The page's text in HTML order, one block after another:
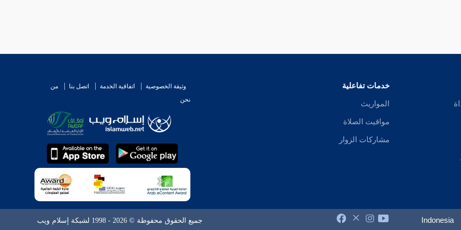
خدمات تفاعلية
المواريث
مواقيت الصلاة
مشاركات الزوار
وثيقة الخصوصية اتفاقية الخدمة اتصل بنا
من
نحن
Indonesia جميع الحقوق محفوظة © 2026 - 1998 لشبكة إسلام ويب